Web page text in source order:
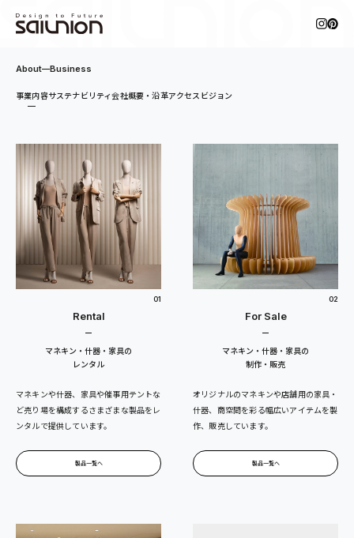
About Business
事業内容サステナビリティ会社概要・沿革アクセス ビジョン
01
Rental
マネキン・什器・家具の
レンタル
マネキンや什器、家具や催事用テントな
ど売り場を構成するさまざまな製品をレ
ンタルで提供しています。
製品一覧へ
02
For Sale
マネキン・什器・家具の
制作・販売
オリジナルのマネキンや店舗用の家具・
什器、商空間を彩る幅広いアイテムを製
作、販売しています。
製品一覧へ